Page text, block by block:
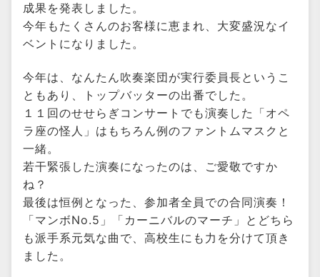
成果を発表しました。
今年もたくさんのお客様に恵まれ、大変盛況なイ
ベントになりました。
今年は、なんたん吹奏楽団が実行委員長というこ
ともあり、トップバッターの出番でした。
１１回のせせらぎコンサートでも演奏した「オペ
ラ座の怪人」はもちろん例のファントムマスクと
一緒。
若干緊張した演奏になったのは、ご愛敬ですか
ね？
最後は恒例となった、参加者全員での合同演奏！
「マンボNo.5」「カーニバルのマーチ」とどちら
も派手系元気な曲で、高校生にも力を分けて頂き
ました。